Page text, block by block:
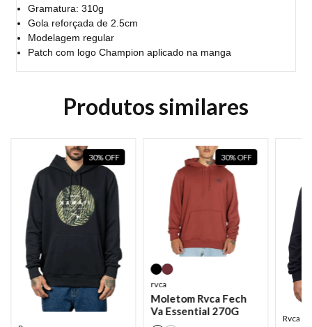
Gramatura: 310g
Gola reforçada de 2.5cm
Modelagem regular
Patch com logo Champion aplicado na manga
Produtos similares
30%OFF 30%OFF
rvca
Moletom Rvca Fech
Va Essential 270G
Rvca